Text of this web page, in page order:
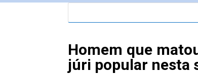
Homem que
júri popular nesta